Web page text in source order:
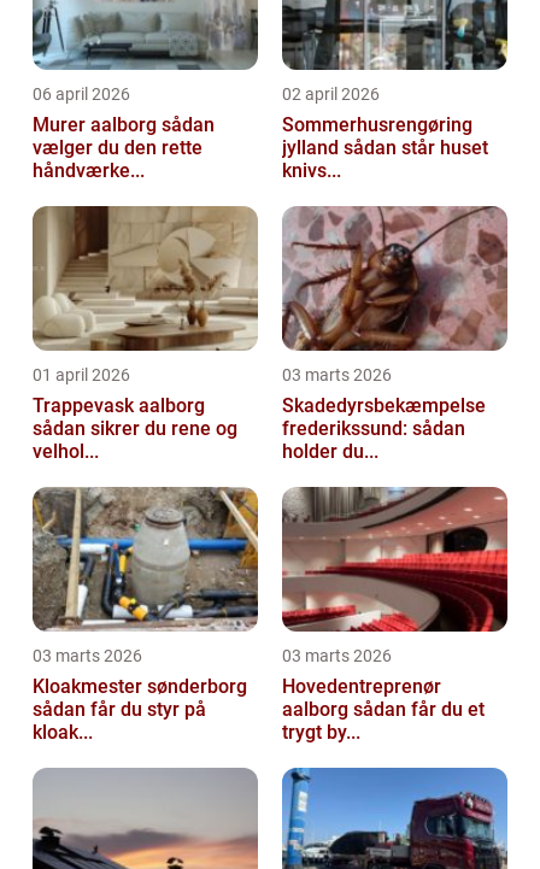
06 april 2026
Murer aalborg sådan
vælger du den rette
håndværke...
02 april 2026
Sommerhusrengøring
jylland sådan står huset
knivs...
01 april 2026
Trappevask aalborg
sådan sikrer du rene og
velhol...
03 marts 2026
Skadedyrsbekæmpelse
frederikssund: sådan
holder du...
03 marts 2026
Kloakmester sønderborg
sådan får du styr på
kloak...
03 marts 2026
Hovedentreprenør
aalborg sådan får du et
trygt by...